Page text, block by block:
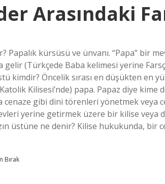
Arasındaki
Papalık kürsüsü ve ünvanı. “Papa” bir
gelir (Türkçede Baba kelimesi yerine
kimdir? Öncelik sırası en düşükten en
Kilisesi’nde) papa. Papaz diye kime
gibi dini törenleri yönetmek veya
yerine getirmek üzere bir kilise veya
üstüne ne denir? Kilise hukukunda, bir
Bırak